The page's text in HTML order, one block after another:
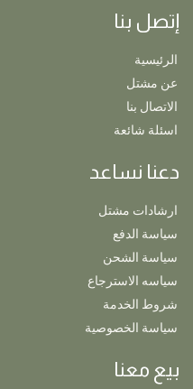
إتصل بنا
الرئيسية
عن مشتل
الاتصال بنا
اسئلة شائعة
دعنا نساعد
ارشادات مشتل
سياسة الدفع
سياسة الشحن
سياسه الاسترجاع
شروط الخدمة
سياسة الخصوصية
بيع معنا